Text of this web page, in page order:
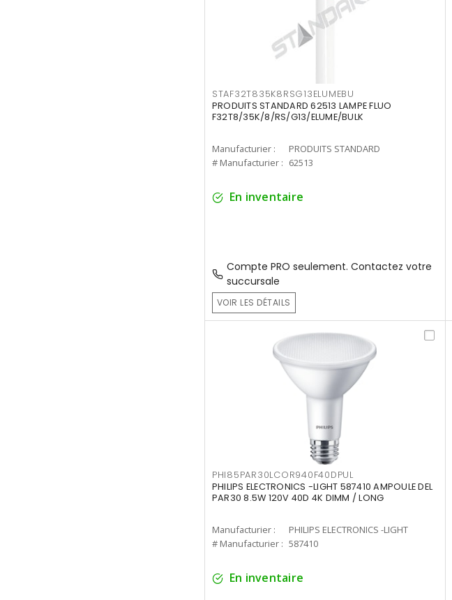
STAF32T835K8RSG13ELUMEBU
PRODUITS STANDARD 62513 LAMPE FLUO
F32T8/35K/8/RS/G13/ELUME/BULK
Manufacturier :
PRODUITS STANDARD
# Manufacturier : 62513
En inventaire
Compte PRO seulement. Contactez votre
succursale
VOIR LES DÉTAILS
PHI85PAR30LCOR940F40DPUL
PHILIPS ELECTRONICS -LIGHT 587410 AMPOULE DEL
PAR30 8.5W 120V 40D 4K DIMM / LONG
Manufacturier :
PHILIPS ELECTRONICS -LIGHT
# Manufacturier : 587410
En inventaire